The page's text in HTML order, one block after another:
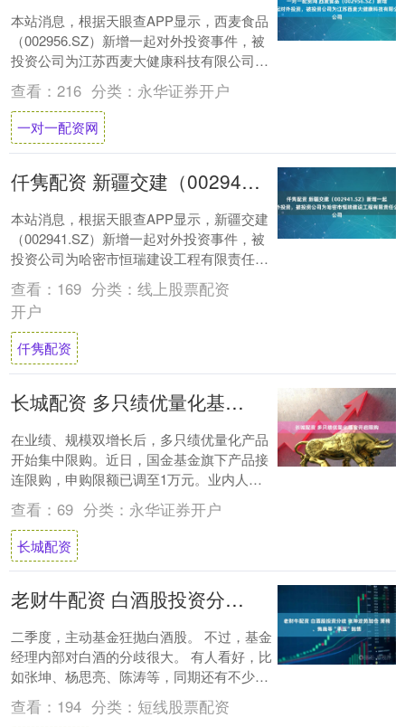
本站消息，根据天眼查APP显示，西麦食品
（002956.SZ）新增一起对外投资事件，被
投资公司为江苏西麦大健康科技有限公司，
法定代表人孟祥胜，投资占比为100%....
查看： 216 分类： 永华证券开户
一对一配资网
仟隽配资 新疆交建（002941.SZ）新增一起对外投资，被投资公司为哈密市恒瑞建设工程有限责任公司
本站消息，根据天眼查APP显示，新疆交建
（002941.SZ）新增一起对外投资事件，被
投资公司为哈密市恒瑞建设工程有限责任公
司，法定代表人王鹏，投资占比为15%....
查看： 169 分类： 线上股票配资
开户
仟隽配资
长城配资 多只绩优量化基金开启限购
在业绩、规模双增长后，多只绩优量化产品
开始集中限购。近日，国金基金旗下产品接
连限购，申购限额已调至1万元。业内人士
认为，量化基金限购不仅是为了保证策略有
效性，也....
查看： 69 分类： 永华证券开户
长城配资
老财牛配资 白酒股投资分歧 张坤逆势加仓 萧楠、焦巍等“承压”抛售
二季度，主动基金狂抛白酒股。 不过，基金
经理内部对白酒的分歧很大。 有人看好，比
如张坤、杨思亮、陈涛等，同期还有不少基
民最近两三个月也开始抄底白酒指数基金。
也....
查看： 194 分类： 短线股票配资